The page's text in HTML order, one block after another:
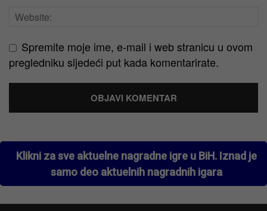
Spremite moje ime, e-mail i web stranicu u ovom
pregledniku sljedeći put kada komentarirate.
Klikni za sve aktuelne nagradne igre u BiH. Iznad je
samo deo aktuelnih nagradnih igara